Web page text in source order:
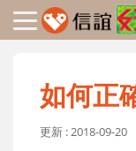
如何正
更新 : 2018-09-20